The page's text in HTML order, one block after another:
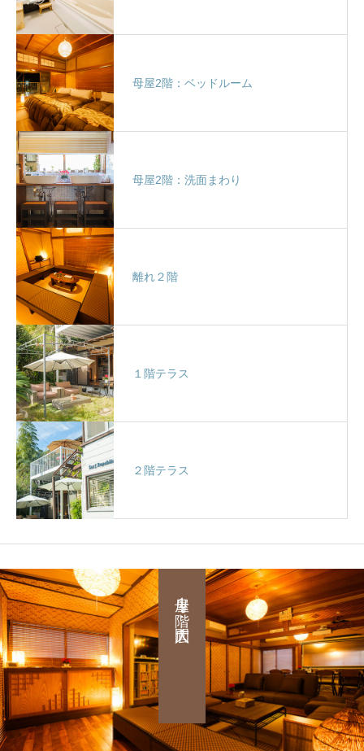
母屋2階：ベッドルーム
母屋2階：洗面まわり
離れ２階
１階テラス
２階テラス
母屋１階：大広間